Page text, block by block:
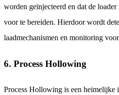
worden geïnjecteerd en dat de
voor te bereiden. Hierdoor wordt
laadmechanismen en monitoring
6. Process Hollowing
Process Hollowing is een heimelijke